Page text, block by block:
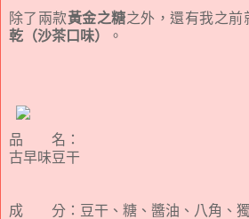
除了兩款黃金之糖之外，還有我之前
乾（沙茶口味）
。
品 名：
古早味豆干
成 分：豆干、糖、醬油、八角、獨